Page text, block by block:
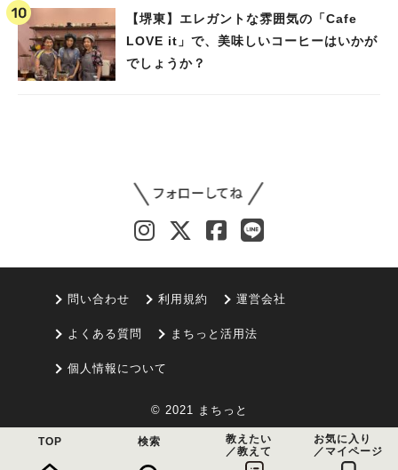
【堺東】エレガントな雰囲気の「Cafe
LOVE it」で、美味しいコーヒーはいかが
でしょうか？
問い合わせ 利用規約 運営会社
よくある質問 まちっと活用法
個人情報について
© 2021 まちっと
TOP 検索
教えたい
／教えて
お気に入り
／マイページ